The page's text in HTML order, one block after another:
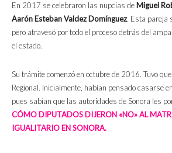
En 2017 se celebraron las nupcias de Miguel
Aarón Esteban Valdez Domínguez. Esta pareja
pero atravesó por todo el proceso detrás del
el estado.
Su trámite comenzó en octubre de 2016. Tuvo
Regional. Inicialmente, habían pensado casarse
pues sabían que las autoridades de Sonora les
CÓMO DIPUTADOS DIJERON «NO» AL
IGUALITARIO EN SONORA.